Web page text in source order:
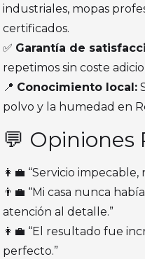
industriales, mopas
certificados.
✅ Garantía de
repetimos sin coste
📍 Conocimiento local:
polvo y la humedad en
💬 Opiniones
👩‍💼 “Servicio
👨‍💼 “Mi casa nunca
atención al detalle.”
👩‍💼 “El resultado fue
perfecto.”